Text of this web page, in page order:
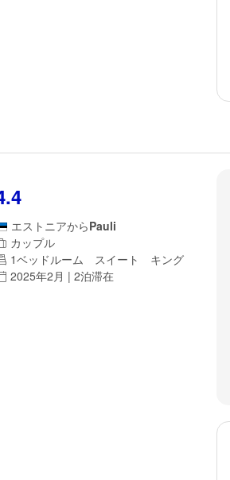
エストニアからPauli
カップル
1ベッドルーム スイート キング
2025年2月 | 2泊滞在